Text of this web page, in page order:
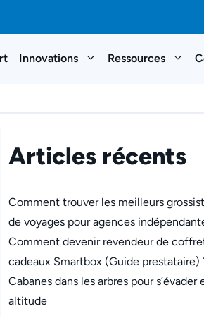
Innovations Ressources
Articles récents
Comment trouver les meilleurs
de voyages pour agences
Comment devenir revendeur de
cadeaux Smartbox (Guide prestataire)
Cabanes dans les arbres pour s’évader
altitude